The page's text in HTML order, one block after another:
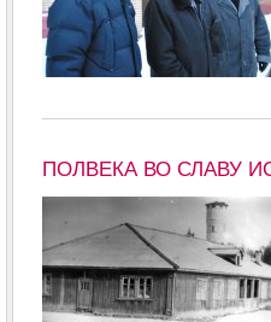
ПОЛВЕКА ВО СЛАВУ